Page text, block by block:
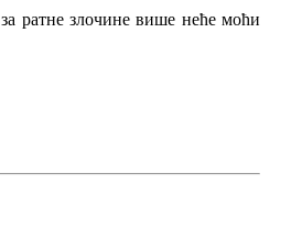
ратне злочине више неће моћи